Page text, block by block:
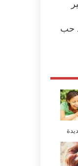
تهاني عيد حب